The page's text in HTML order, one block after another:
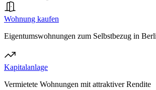
Wohnung kaufen
Eigentumswohnungen zum Selbstbezug in
Kapitalanlage
Vermietete Wohnungen mit attraktiver Rendite